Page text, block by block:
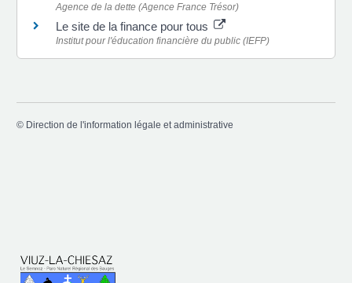
Agence de la dette (Agence France Trésor)
Le site de la finance pour tous
Institut pour l'éducation financière du public (IEFP)
© Direction de l'information légale et administrative